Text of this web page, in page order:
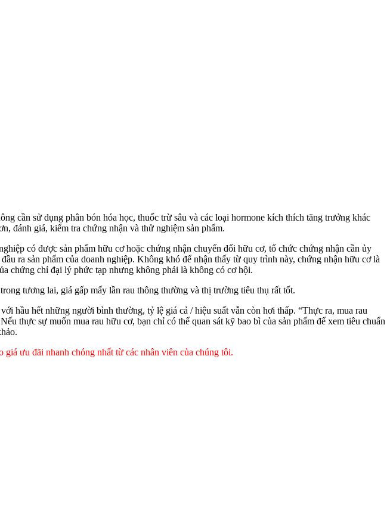
cần sử dụng phân bón hóa học, thuốc trừ sâu và các loại hormone kích thích tăng trưởng khác
đánh giá, kiểm tra chứng nhận và thử nghiệm sản phẩm.
có được sản phẩm hữu cơ hoặc chứng nhận chuyển đổi hữu cơ, tổ chức chứng nhận cần ủy
ra sản phẩm của doanh nghiệp. Không khó để nhận thấy từ quy trình này, chứng nhận hữu cơ là
chứng chỉ đại lý phức tạp nhưng không phải là không có cơ hội.
tương lai, giá gấp mấy lần rau thông thường và thị trường tiêu thụ rất tốt.
hầu hết những người bình thường, tỷ lệ giá cả / hiệu suất vẫn còn hơi thấp. “Thực ra, mua rau
thực sự muốn mua rau hữu cơ, bạn chỉ có thể quan sát kỹ bao bì của sản phẩm để xem tiêu chuẩn
giá ưu đãi nhanh chóng nhất từ các nhân viên của chúng tôi.